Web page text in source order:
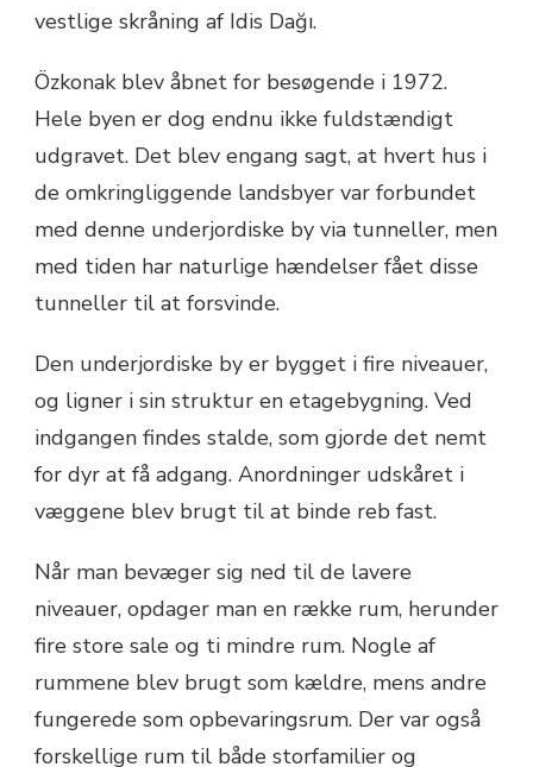
vestlige skråning af Idis Dağı.
Özkonak blev åbnet for besøgende i 1972.
Hele byen er dog endnu ikke fuldstændigt
udgravet. Det blev engang sagt, at hvert hus i
de omkringliggende landsbyer var forbundet
med denne underjordiske by via tunneller, men
med tiden har naturlige hændelser fået disse
tunneller til at forsvinde.
Den underjordiske by er bygget i fire niveauer,
og ligner i sin struktur en etagebygning. Ved
indgangen findes stalde, som gjorde det nemt
for dyr at få adgang. Anordninger udskåret i
væggene blev brugt til at binde reb fast.
Når man bevæger sig ned til de lavere
niveauer, opdager man en række rum, herunder
fire store sale og ti mindre rum. Nogle af
rummene blev brugt som kældre, mens andre
fungerede som opbevaringsrum. Der var også
forskellige rum til både storfamilier og